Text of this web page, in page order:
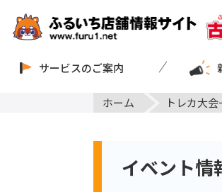
サービスのご案内
ホーム トレカ大
イベント情